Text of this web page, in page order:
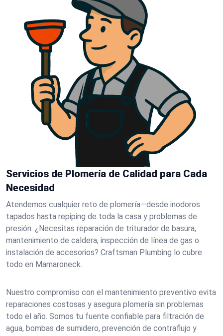
Servicios de Plomería de Calidad para Cada
Necesidad
Atendemos cualquier reto de plomería—desde inodoros
tapados hasta repiping de toda la casa y problemas de
presión. ¿Necesitas reparación de triturador de basura,
mantenimiento de caldera, inspección de línea de gas o
instalación de accesorios? Craftsman Plumbing lo cubre
todo en Mamaroneck.
Nuestro compromiso con el mantenimiento preventivo evita
reparaciones costosas y asegura plomería sin problemas
todo el año. Somos tu fuente confiable para filtración de
agua, bombas de sumidero, prevención de contraflujo y